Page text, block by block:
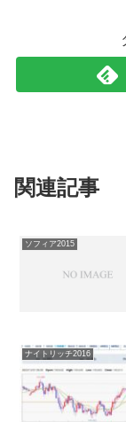
関連記事
ソフィア2015
ナイトリッチ2016